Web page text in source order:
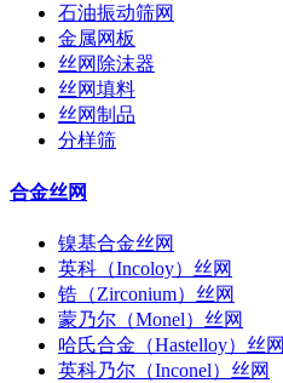
石油振动筛网
金属网板
丝网除沫器
丝网填料
丝网制品
分样筛
合金丝网
镍基合金丝网
英科（Incoloy）丝网
锆（Zirconium）丝网
蒙乃尔（Monel）丝网
哈氏合金（Hastelloy）丝网
英科乃尔（Inconel）丝网